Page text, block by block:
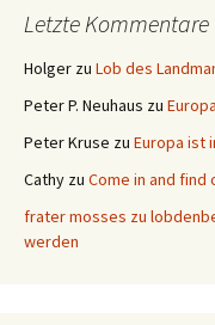
Letzte Kommentare
Holger zu Lob des
Peter P. Neuhaus zu
Peter Kruse zu Europa ist
Cathy zu Come in and find
frater mosses zu
werden